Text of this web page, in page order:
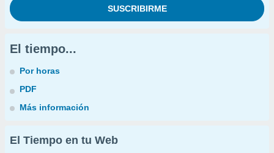
El tiempo...
Por horas
PDF
Más información
El Tiempo en tu Web